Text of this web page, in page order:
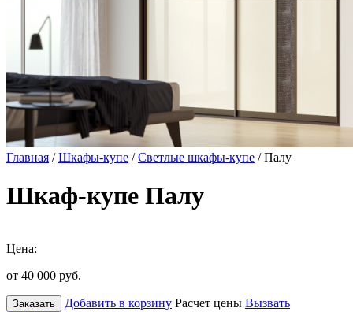
Главная /Шкафы-купе /Светлые шкафы-купе / Палу
Шкаф-купе Палу
Цена:
от 40 000 руб.
Заказать Добавить в корзину Расчет цены Вызвать